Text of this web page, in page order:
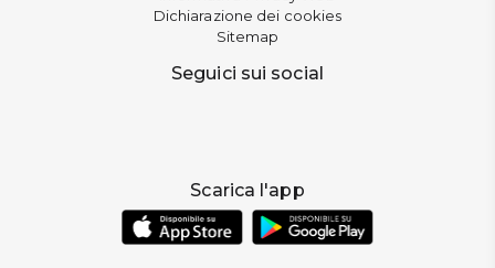
Dichiarazione dei cookies
Sitemap
Seguici sui social
Scarica l'app